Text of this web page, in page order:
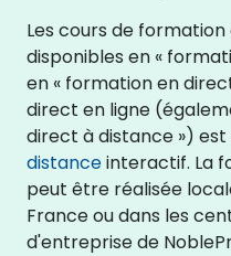
Les cours de
disponibles en «
en « formation en
direct en ligne
direct à distance ») est
distanceinteractif. La
peut être réalisée
France ou dans les
d'entreprise de